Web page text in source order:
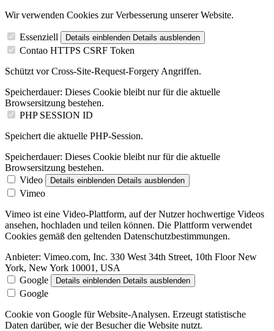
Wir verwenden Cookies zur Verbesserung unserer Website.
Essenziell Details einblenden Details ausblenden
Contao HTTPS CSRF Token
Schützt vor Cross-Site-Request-Forgery Angriffen.
Speicherdauer: Dieses Cookie bleibt nur für die aktuelle
Browsersitzung bestehen.
PHP SESSION ID
Speichert die aktuelle PHP-Session.
Speicherdauer: Dieses Cookie bleibt nur für die aktuelle
Browsersitzung bestehen.
Video
Details einblenden Details ausblenden
Vimeo
Vimeo ist eine Video-Plattform, auf der Nutzer hochwertige Videos
ansehen, hochladen und teilen können. Die Plattform verwendet
Cookies gemäß den geltenden Datenschutzbestimmungen.
Anbieter: Vimeo.com, Inc. 330 West 34th Street, 10th Floor New
York, New York 10001, USA
Google
Details einblenden Details ausblenden
Google
Cookie von Google für Website-Analysen. Erzeugt statistische
Daten darüber, wie der Besucher die Website nutzt.